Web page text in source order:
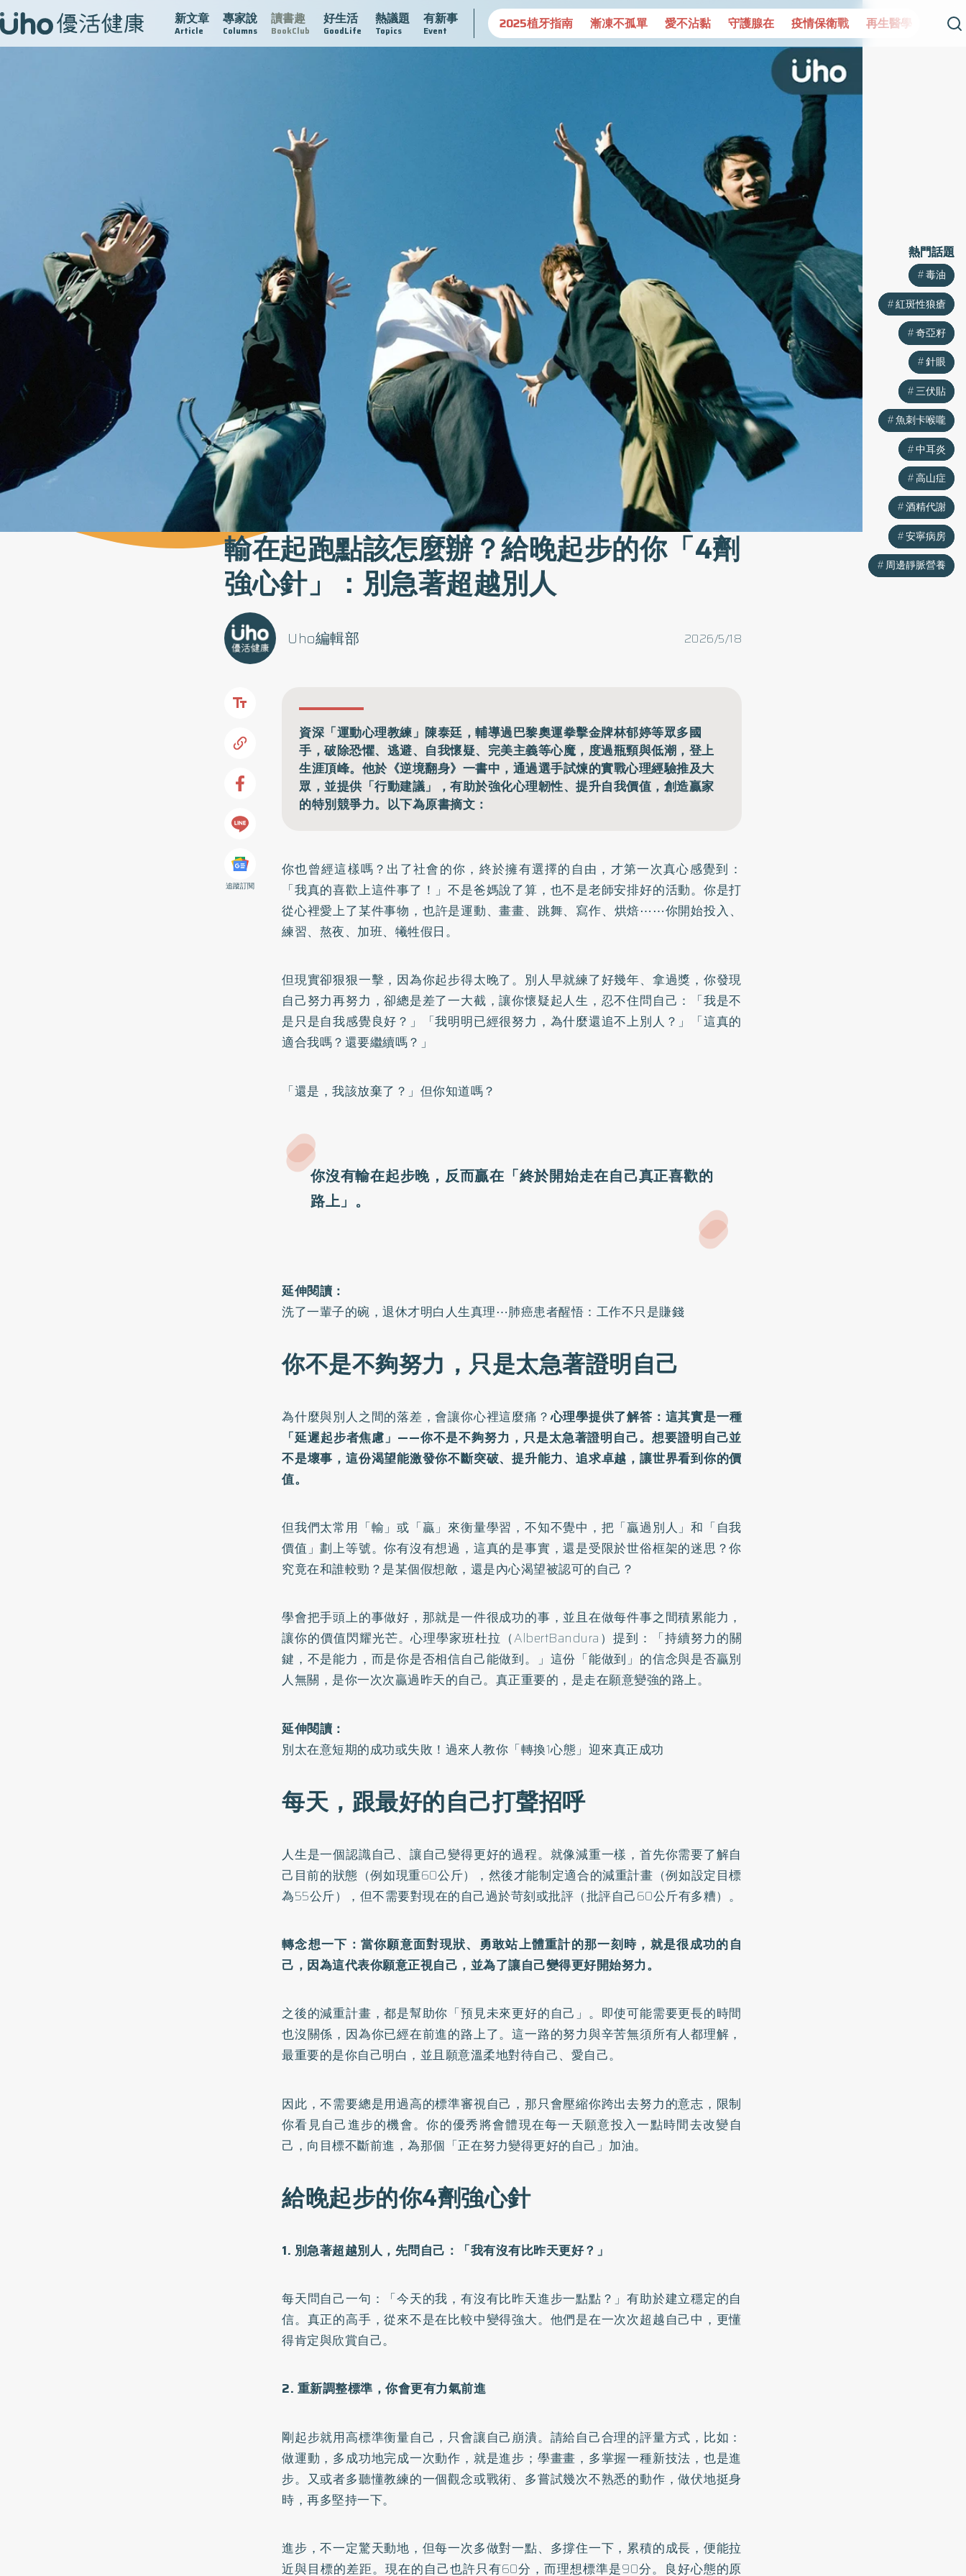
新文章
Article
專家說
Columns
讀書趣
BookClub
好生活
GoodLife
熱議題
Topics
有新事
Event
疫情保衛戰 再生醫學 愛的未來視 認識攝護腺肥大 守護骨骼健康 達文西手術專欄 2025植牙指南 漸凍不孤單 愛不沾黏 守護腺在 疫情保衛戰 再生醫學 愛的
輸在起跑點該怎麼辦？給晚起步的你「4劑
強心針」：別急著超越別人
2026/5/18
Uho編輯部
追蹤訂閱
資深「運動心理教練」陳泰廷，輔導過巴黎奧運拳擊金牌林郁婷等眾多國
手，破除恐懼、逃避、自我懷疑、完美主義等心魔，度過瓶頸與低潮，登上
生涯頂峰。他於《逆境翻身》一書中，通過選手試煉的實戰心理經驗推及大
眾，並提供「行動建議」，有助於強化心理韌性、提升自我價值，創造贏家
的特別競爭力。以下為原書摘文：
你也曾經這樣嗎？出了社會的你，終於擁有選擇的自由，才第一次真心感覺到：
「我真的喜歡上這件事了！」不是爸媽說了算，也不是老師安排好的活動。你是打
從心裡愛上了某件事物，也許是運動、畫畫、跳舞、寫作、烘焙⋯⋯你開始投入、
練習、熬夜、加班、犧牲假日。
但現實卻狠狠一擊，因為你起步得太晚了。別人早就練了好幾年、拿過獎，你發現
自己努力再努力，卻總是差了一大截，讓你懷疑起人生，忍不住問自己：「我是不
是只是自我感覺良好？」「我明明已經很努力，為什麼還追不上別人？」「這真的
適合我嗎？還要繼續嗎？」
「還是，我該放棄了？」但你知道嗎？
你沒有輸在起步晚，反而贏在「終於開始走在自己真正喜歡的
路上」。
延伸閱讀：
洗了一輩子的碗，退休才明白人生真理⋯肺癌患者醒悟：工作不只是賺錢
你不是不夠努力，只是太急著證明自己
為什麼與別人之間的落差，會讓你心裡這麼痛？心理學提供了解答：這其實是一種
「延遲起步者焦慮」——你不是不夠努力，只是太急著證明自己。想要證明自己並
不是壞事，這份渴望能激發你不斷突破、提升能力、追求卓越，讓世界看到你的價
值。
但我們太常用「輸」或「贏」來衡量學習，不知不覺中，把「贏過別人」和「自我
價值」劃上等號。你有沒有想過，這真的是事實，還是受限於世俗框架的迷思？你
究竟在和誰較勁？是某個假想敵，還是內心渴望被認可的自己？
學會把手頭上的事做好，那就是一件很成功的事，並且在做每件事之間積累能力，
讓你的價值閃耀光芒。心理學家班杜拉（AlbertBandura）提到：「持續努力的關
鍵，不是能力，而是你是否相信自己能做到。」這份「能做到」的信念與是否贏別
人無關，是你一次次贏過昨天的自己。真正重要的，是走在願意變強的路上。
延伸閱讀：
別太在意短期的成功或失敗！過來人教你「轉換1心態」迎來真正成功
每天，跟最好的自己打聲招呼
人生是一個認識自己、讓自己變得更好的過程。就像減重一樣，首先你需要了解自
己目前的狀態（例如現重60公斤），然後才能制定適合的減重計畫（例如設定目標
為55公斤），但不需要對現在的自己過於苛刻或批評（批評自己60公斤有多糟）。
轉念想一下：當你願意面對現狀、勇敢站上體重計的那一刻時，就是很成功的自
己，因為這代表你願意正視自己，並為了讓自己變得更好開始努力。
之後的減重計畫，都是幫助你「預見未來更好的自己」。即使可能需要更長的時間
也沒關係，因為你已經在前進的路上了。這一路的努力與辛苦無須所有人都理解，
最重要的是你自己明白，並且願意溫柔地對待自己、愛自己。
因此，不需要總是用過高的標準審視自己，那只會壓縮你跨出去努力的意志，限制
你看見自己進步的機會。你的優秀將會體現在每一天願意投入一點時間去改變自
己，向目標不斷前進，為那個「正在努力變得更好的自己」加油。
給晚起步的你4劑強心針
1. 別急著超越別人，先問自己：「我有沒有比昨天更好？」
每天問自己一句：「今天的我，有沒有比昨天進步一點點？」有助於建立穩定的自
信。真正的高手，從來不是在比較中變得強大。他們是在一次次超越自己中，更懂
得肯定與欣賞自己。
2. 重新調整標準，你會更有力氣前進
剛起步就用高標準衡量自己，只會讓自己崩潰。請給自己合理的評量方式，比如：
做運動，多成功地完成一次動作，就是進步；學畫畫，多掌握一種新技法，也是進
步。又或者多聽懂教練的一個觀念或戰術、多嘗試幾次不熟悉的動作，做伏地挺身
時，再多堅持一下。
進步，不一定驚天動地，但每一次多做對一點、多撐住一下，累積的成長，便能拉
近與目標的差距。現在的自己也許只有60分，而理想標準是90分。良好心態的原
熱門話題
毒油
紅斑性狼瘡
奇亞籽
針眼
三伏貼
魚刺卡喉嚨
中耳炎
高山症
酒精代謝
安寧病房
周邊靜脈營養
熱門話題
毒油
紅斑性狼瘡
奇亞籽
針眼
三伏貼
魚刺卡喉嚨
中耳炎
高山症
酒精代謝
安寧病房
周邊靜脈營養